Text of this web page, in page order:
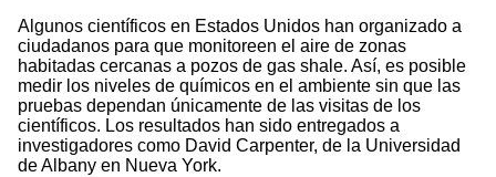
Algunos científicos en Estados Unidos han organizado a
ciudadanos para que monitoreen el aire de zonas
habitadas cercanas a pozos de gas shale. Así, es posible
medir los niveles de químicos en el ambiente sin que las
pruebas dependan únicamente de las visitas de los
científicos. Los resultados han sido entregados a
investigadores como David Carpenter, de la Universidad
de Albany en Nueva York.